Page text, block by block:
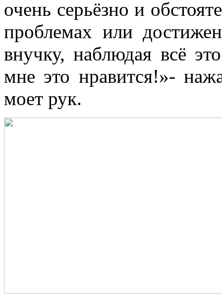
очень серьёзно и
проблемах или
внучку, наблюдая всё
мне это нравится!»-
моет рук.